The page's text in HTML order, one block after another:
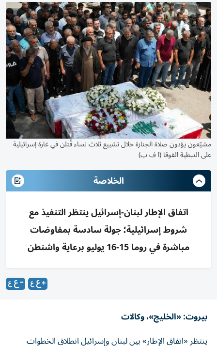
مشيّعون يؤدون صلاة الجنازة خلال تشييع ثلاث نساء قُتلن في غارة إسرائيلية
على النبطية الفوقا (ا ف ب)
الخلاصة
اتفاق الإطار لبنان-إسرائيل ينتظر التنفيذ مع
شروط إسرائيلية؛ جولة سادسة بمفاوضات
مباشرة في روما 15-16 يوليو برعاية واشنطن
بيروت: «الخليج»، وكالات
ينتظر «اتفاق الإطار» بين لبنان وإسرائيل انطلاق الخطوات